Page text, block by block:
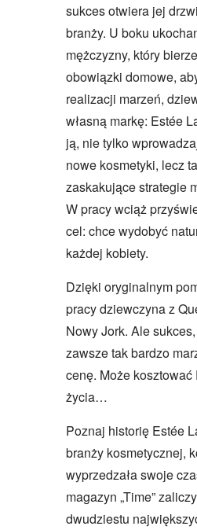
sukces otwiera jej
branży. U boku
mężczyzny, który
obowiązki domowe,
realizacji marzeń,
własną markę: Estée
ją, nie tylko
nowe kosmetyki, lecz
zaskakujące strategie
W pracy wciąż
cel: chce wydobyć
każdej kobiety.
Dzięki oryginalnym
pracy dziewczyna z
Nowy Jork. Ale
zawsze tak bardzo
cenę. Może kosztować
życia…
Poznaj historię Estée
branży kosmetycznej,
wyprzedzała swoje
magazyn „Time”
dwudziestu